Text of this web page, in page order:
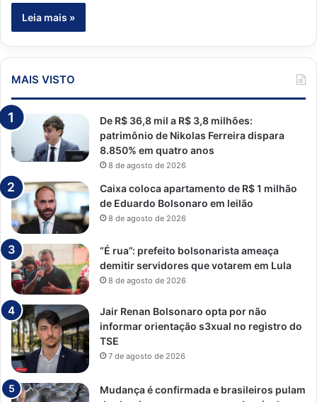
Leia mais »
MAIS VISTO
De R$ 36,8 mil a R$ 3,8 milhões:
patrimônio de Nikolas Ferreira dispara
8.850% em quatro anos
8 de agosto de 2026
Caixa coloca apartamento de R$ 1 milhão
de Eduardo Bolsonaro em leilão
8 de agosto de 2026
“É rua”: prefeito bolsonarista ameaça
demitir servidores que votarem em Lula
8 de agosto de 2026
Jair Renan Bolsonaro opta por não
informar orientação s3xual no registro do
TSE
7 de agosto de 2026
Mudança é confirmada e brasileiros pulam